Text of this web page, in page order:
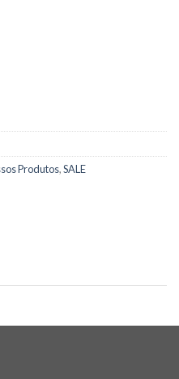
Produtos,SALE